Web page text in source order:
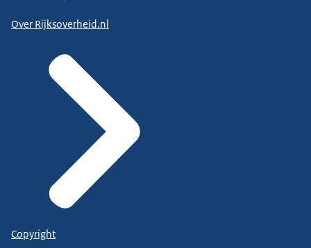
Over Rijksoverheid.nl
Copyright